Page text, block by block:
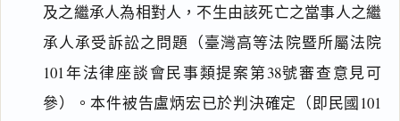
及之繼承人為相對人，不生由該死亡之當事人之繼
承人承受訴訟之問題（臺灣高等法院暨所屬法院
101年法律座談會民事類提案第38號審查意見可
參）。本件被告盧炳宏已於判決確定（即民國101